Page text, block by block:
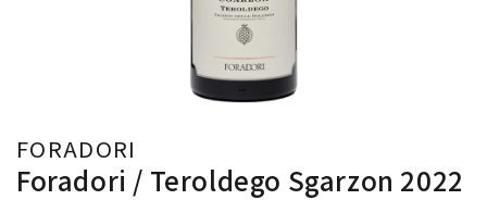
FORADORI
Foradori / Teroldego Sgarzon 2022